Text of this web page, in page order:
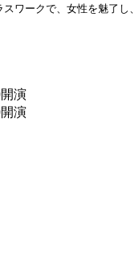
ワークで、女性を魅了し
開演
開演